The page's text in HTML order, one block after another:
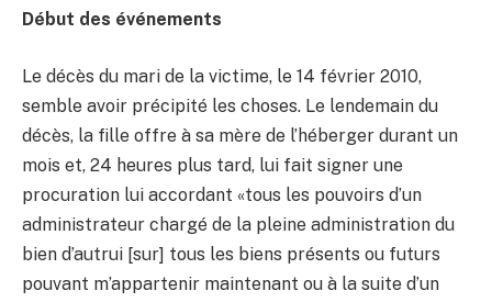
Début des événements
Le décès du mari de la victime, le 14 février 2010,
semble avoir précipité les choses. Le lendemain du
décès, la fille offre à sa mère de l’héberger durant un
mois et, 24 heures plus tard, lui fait signer une
procuration lui accordant «tous les pouvoirs d’un
administrateur chargé de la pleine administration du
bien d’autrui [sur] tous les biens présents ou futurs
pouvant m’appartenir maintenant ou à la suite d’un